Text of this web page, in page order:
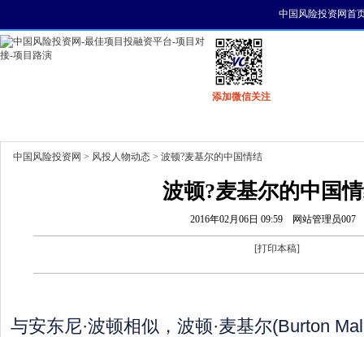
中国风险投资网首
添加微信关注
中国风险投资网 > 风投人物动态 > 波顿?麦基尔的中国情结
波顿?麦基尔的中国
2016年02月06日 09:59 网站管理员007
[打印本稿]
与安东尼·波顿相似，波顿·麦基尔(Burton